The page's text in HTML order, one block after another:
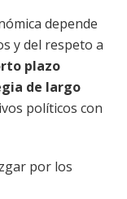
depende
y del respeto a
plazo
de largo
políticos con
por los